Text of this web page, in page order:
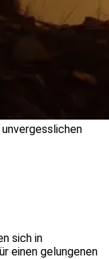
sich in
einen gelungenen